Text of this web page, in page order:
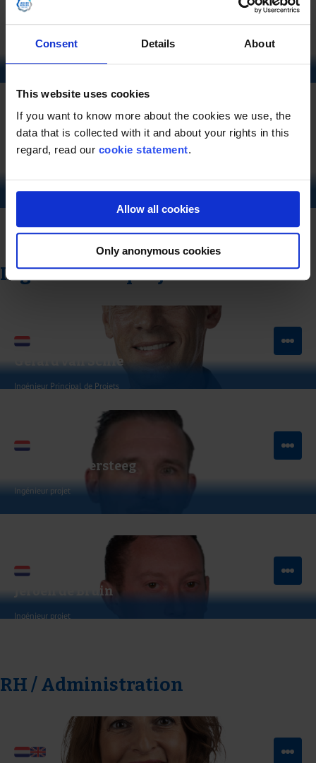
Consent Details About
This website uses cookies
If you want to know more about the cookies we use, the
data that is collected with it and about your rights in this
regard, read our cookie statement.
Allow all cookies
Only anonymous cookies
Envoyer un e-mail
Envoyer un e-mail
Kevin Sangers
Envoyer un e-mail
Ingénierie de projet
Gerard van Schie
Ingénieur Principal de Projets
Envoyer un e-mail
Christian Versteeg
Ingénieur projet
Jeroen de Bruin
Ingénieur projet
RH / Administration